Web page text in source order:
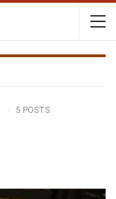
5 POSTS